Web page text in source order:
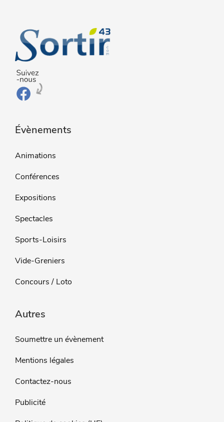
Évènements
Animations
Conférences
Expositions
Spectacles
Sports-Loisirs
Vide-Greniers
Concours / Loto
Autres
Soumettre un évènement
Mentions légales
Contactez-nous
Publicité